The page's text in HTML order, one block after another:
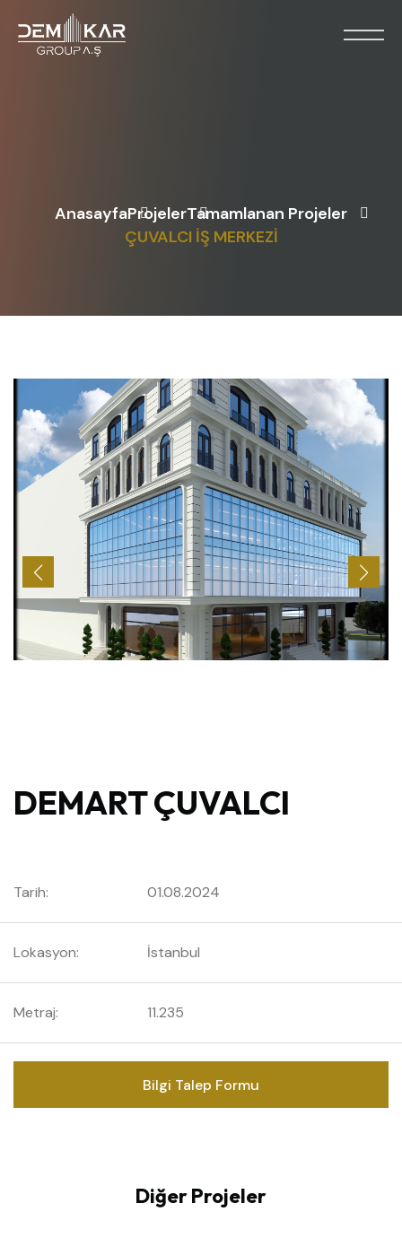
AnasayfaProjelerTamamlanan Projeler
ÇUVALCI İŞ MERKEZİ
DEMART ÇUVALCI
Tarih: 01.08.2024
Lokasyon: İstanbul
Metraj: 11.235
Bilgi Talep Formu
Diğer Projeler